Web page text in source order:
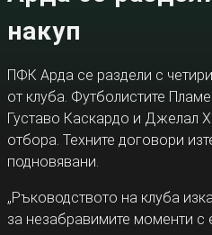
накуп
ПФК Арда се раздели с
от клуба. Футболистите
Густаво Каскардо и Джелал
отбора. Техните договори
подновявани.
„Ръководството на клуба
за незабравимите моменти с